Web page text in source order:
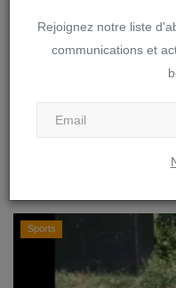
Rejoignez notre liste
communications et
Sports